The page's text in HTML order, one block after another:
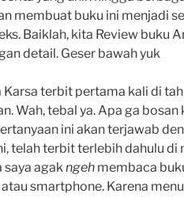
membuat buku ini menjadi
Baiklah, kita Review buku
detail. Geser bawah yuk
Karsa terbit pertama kali di
Wah, tebal ya. Apa ga
ini akan terjawab
telah terbit terlebih dahulu di
saya agakngeh membaca
smartphone. Karena